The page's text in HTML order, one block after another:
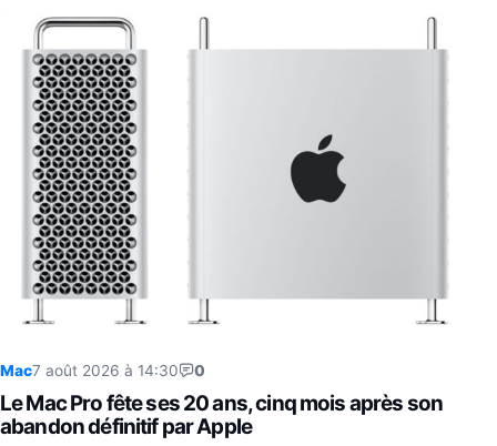
Mac7 août 2026 à 14:30 0
Le Mac Pro fête ses 20 ans, cinq mois après son
abandon définitif par Apple